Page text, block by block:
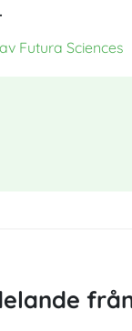
Futura Sciences